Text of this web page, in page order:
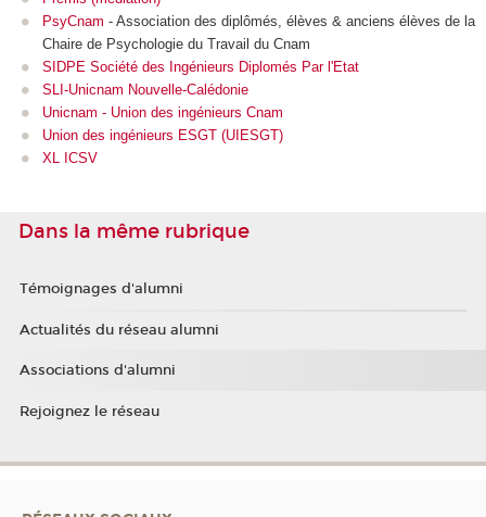
PsyCnam - Association des diplômés, élèves & anciens élèves de la
Chaire de Psychologie du Travail du Cnam
SIDPE Société des Ingénieurs Diplomés Par l'Etat
SLI-Unicnam Nouvelle-Calédonie
Unicnam - Union des ingénieurs Cnam
Union des ingénieurs ESGT (UIESGT)
XL ICSV
Dans la même rubrique
Témoignages d'alumni
Actualités du réseau alumni
Associations d'alumni
Rejoignez le réseau